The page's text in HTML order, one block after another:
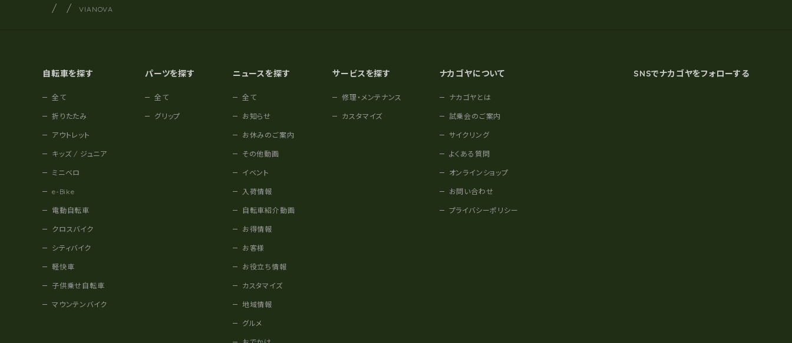
サイト内の現在地
サイクルショップナカゴヤ
VIANOVA
自転車を探す
全て
折りたたみ
アウトレット
キッズ / ジュニア
ミニベロ
e-Bike
電動自転車
クロスバイク
シティバイク
軽快車
子供乗せ自転車
マウンテンバイク
パーツを探す
全て
グリップ
ニュースを探す
全て
お知らせ
お休みのご案内
その他動画
イベント
入荷情報
自転車紹介動画
お得情報
お客様
お役立ち情報
カスタマイズ
地域情報
グルメ
サービスを探す
修理・メンテナンス
カスタマイズ
ナカゴヤについて
ナカゴヤとは
試乗会のご案内
サイクリング
よくある質問
オンラインショップ
お問い合わせ
プライバシーポリシー
SNSでナカゴヤをフォローする